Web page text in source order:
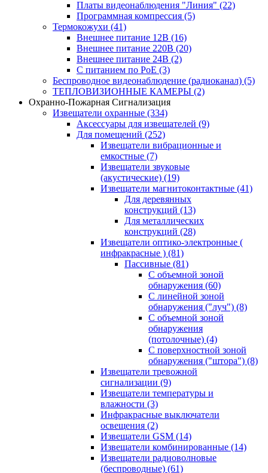
Платы видеонаблюдения "Линия" (22)
Программная компрессия (5)
Термокожухи (41)
Внешнее питание 12В (16)
Внешнее питание 220В (20)
Внешнее питание 24В (2)
С питанием по PoE (3)
Беспроводное видеонаблюдение (радиоканал) (5)
ТЕПЛОВИЗИОННЫЕ КАМЕРЫ (2)
Охранно-Пожарная Сигнализация
Извещатели охранные (334)
Аксессуары для извещателей (9)
Для помещений (252)
Извещатели вибрационные и
емкостные (7)
Извещатели звуковые
(акустические) (19)
Извещатели магнитоконтактные (41)
Для деревянных
конструкций (13)
Для металлических
конструкций (28)
Извещатели оптико-электронные (
инфракрасные ) (81)
Пассивные (81)
С объемной зоной
обнаружения (60)
С линейной зоной
обнаружения ("луч") (8)
С объемной зоной
обнаружения
(потолочные) (4)
С поверхностной зоной
обнаружения ("штора") (8)
Извещатели тревожной
сигнализации (9)
Извещатели температуры и
влажности (3)
Инфракрасные выключатели
освещения (2)
Извещатели GSM (14)
Извещатели комбинированные (14)
Извещатели радиоволновые
(беспроводные) (61)